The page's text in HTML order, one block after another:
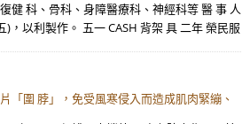
健 科、骨科、身障醫療科、神經科等 醫 事 人
)，以利製作。 五一 CASH 背架 具 二年 榮民服
「圍 脖」，免受風寒侵入而造成肌肉緊繃、